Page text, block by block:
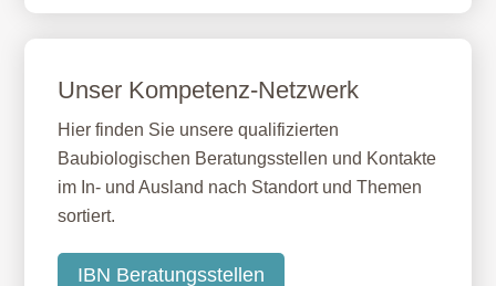
Unser Kompetenz-Netzwerk
Hier finden Sie unsere qualifizierten
Baubiologischen Beratungsstellen und Kontakte
im In- und Ausland nach Standort und Themen
sortiert.
IBN Beratungsstellen